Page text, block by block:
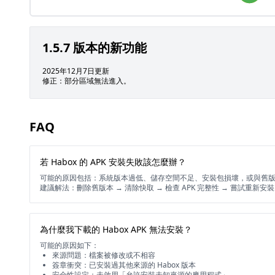
1.5.7 版本的新功能
2025年12月7日更新
修正：部分區域無法進入。
FAQ
若 Habox 的 APK 安裝失敗該怎麼辦？
可能的原因包括：系統版本過低、儲存空間不足、安裝包損壞，或與舊版
建議解法：刪除舊版本 → 清除快取 → 檢查 APK 完整性 → 嘗試重新安裝
為什麼我下載的 Habox APK 無法安裝？
可能的原因如下：
來源問題：檔案被修改或不相容
簽章衝突：已安裝過其他來源的 Habox 版本